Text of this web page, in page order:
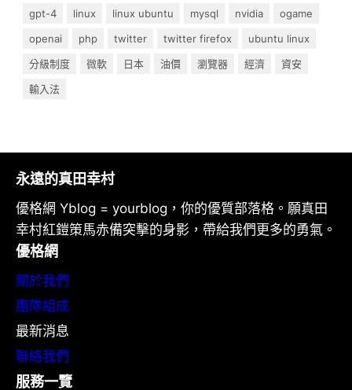
gpt-4
linux linux ubuntu mysql nvidia
ogame
openai
php twitter twitter firefox
ubuntu linux
分級制度
微軟 日本 油價 瀏覽器 經濟
資安
輸入法
永遠的真田幸村
優格網 Yblog = yourblog，你的優質部落格。願真田
幸村紅鎧策馬赤備突擊的身影，帶給我們更多的勇氣。
優格網
關於我們
團隊組成
最新消息
聯絡我們
服務一覽